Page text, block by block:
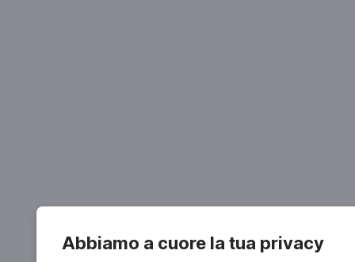
Abbiamo a cuore la tua privacy